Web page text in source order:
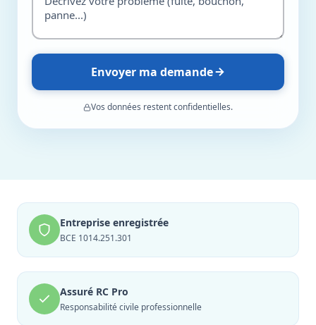
Envoyer ma demande
Vos données restent confidentielles.
Entreprise enregistrée
BCE 1014.251.301
Assuré RC Pro
Responsabilité civile professionnelle